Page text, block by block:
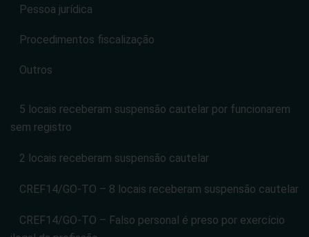
Pessoa jurídica
Procedimentos fiscalização
Outros
5 locais receberam suspensão cautelar por funcionarem
sem registro
2 locais receberam suspensão cautelar
CREF14/GO-TO – 8 locais receberam suspensão cautelar
CREF14/GO-TO – Falso personal é preso por exercício